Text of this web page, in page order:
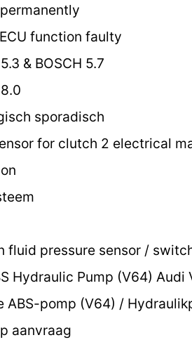
function faulty
& BOSCH 5.7
sporadisch
for clutch 2 electrical
fluid pressure sensor /
Hydraulic Pump (V64) Audi
ABS-pomp (V64) /
aanvraag